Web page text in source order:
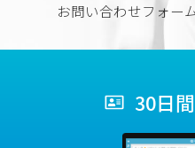
お問い合わせフォー
30日